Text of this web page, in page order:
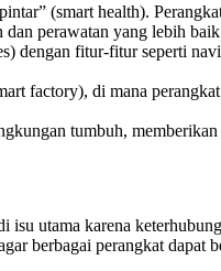
(smart health).
dan perawatan yang lebih
dengan fitur-fitur seperti
factory), di mana
tumbuh,
utama karena
berbagai perangkat dapat